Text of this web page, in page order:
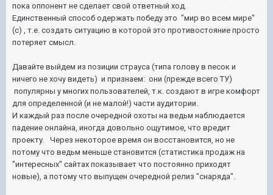
пока оппонент не сделает свой ответный ход.
Единственный способ одержать победу это "мир во всем мире"
(с) , т.е. создать ситуацию в которой это противостояние просто
потеряет смысл.
Давайте выйдем из позиции страуса (типа голову в песок и
ничего не хочу видеть) и признаем: они (прежде всего ТУ)
популярны у многих пользователей, т.к. создают в игре комфорт
для определенной (и не малой!) части аудитории.
И каждый раз после очередной охоты на ведьм наблюдается
падение онлайна, иногда довольно ощутимое, что вредит
проекту. Через некоторое время он восстановится, но не
потому что ведьм меньше становится (статистика продаж на
"интересных" сайтах показывает что постоянно приходят
новые), а потому что выпущен очередной релиз "снаряда".